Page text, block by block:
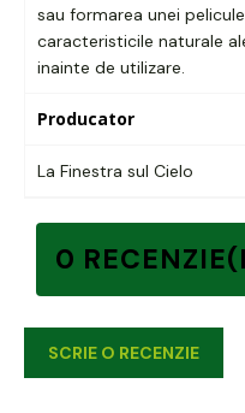
sau formarea unei
caracteristicile naturale
inainte de utilizare.
Producator
La Finestra sul Cielo
0
SCRIE O RECENZIE